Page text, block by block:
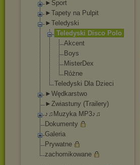
►Sport
►Tapety na Pulpit
►Teledyski
Teledyski Disco Polo
Akcent
Boys
MisterDex
Różne
Teledyski Dla Dzieci
►Wędkarstwo
►Zwiastuny (Trailery)
♪♫Muzyka MP3♪♫
Dokumenty
Galeria
Prywatne
zachomikowane